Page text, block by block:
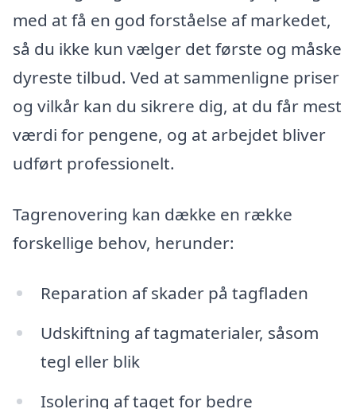
med at få en god forståelse af markedet,
så du ikke kun vælger det første og måske
dyreste tilbud. Ved at sammenligne priser
og vilkår kan du sikrere dig, at du får mest
værdi for pengene, og at arbejdet bliver
udført professionelt.
Tagrenovering kan dække en række
forskellige behov, herunder:
Reparation af skader på tagfladen
Udskiftning af tagmaterialer, såsom
tegl eller blik
Isolering af taget for bedre